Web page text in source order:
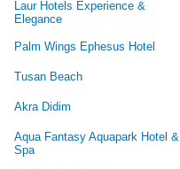
Laur Hotels Experience &
Elegance
Palm Wings Ephesus Hotel
Tusan Beach
Akra Didim
Aqua Fantasy Aquapark Hotel &
Spa